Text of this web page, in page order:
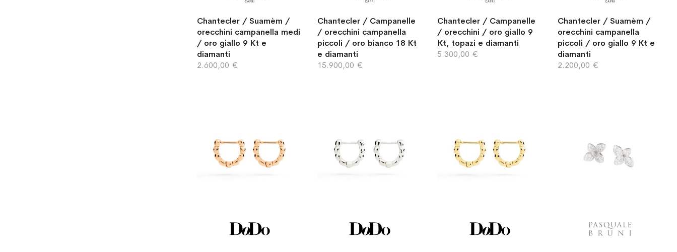
Chantecler / Suamèm /
orecchini campanella medi
/ oro giallo 9 Kt e
diamanti
2.600,00 €
Chantecler / Campanelle
/ orecchini campanella
piccoli / oro bianco 18 Kt
e diamanti
15.900,00 €
Chantecler / Campanelle
/ orecchini / oro giallo 9
Kt, topazi e diamanti
5.300,00 €
Chantecler / Suamèm /
orecchini campanella
piccoli / oro giallo 9 Kt e
diamanti
2.200,00 €